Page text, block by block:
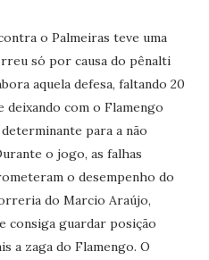
o Palmeiras teve uma
só por causa do pênalti
aquela defesa, faltando 20
com o Flamengo
para a não
o jogo, as falhas
o desempenho do
do Marcio Araújo,
consiga guardar posição
a zaga do Flamengo. O